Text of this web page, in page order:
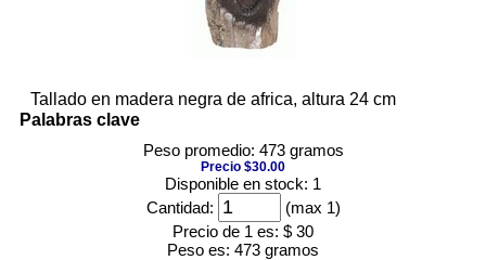
Tallado en madera negra de africa, altura 24 cm
Palabras clave
Peso promedio: 473 gramos
Precio $30.00
Disponible en stock: 1
Cantidad:
(max 1)
Precio de 1 es: $ 30
Peso es: 473 gramos